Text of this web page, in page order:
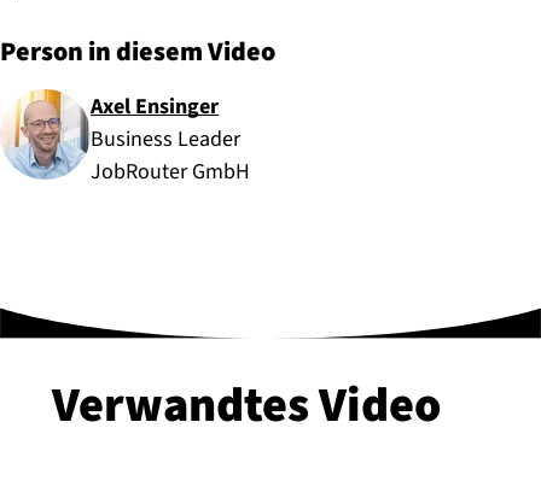
Person in diesem Video
Axel Ensinger
Business Leader
JobRouter GmbH
Verwandtes Video